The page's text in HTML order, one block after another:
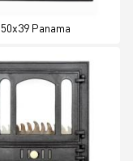
50x39 Panama